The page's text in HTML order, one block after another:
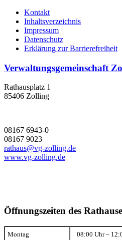
Kontakt
Inhaltsverzeichnis
Impressum
Datenschutz
Erklärung zur Barrierefreiheit
Verwaltungsgemeinschaft
Rathausplatz 1
85406 Zolling
08167 6943-0
08167 9023
rathaus@vg-zolling.de
www.vg-zolling.de
Öffnungszeiten des
Montag 08:00 Uhr –